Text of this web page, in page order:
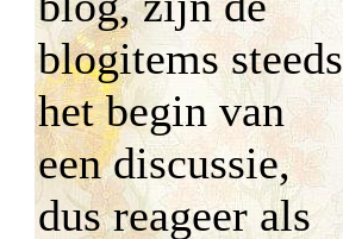
blogitems steeds
het begin van
een discussie,
dus reageer als